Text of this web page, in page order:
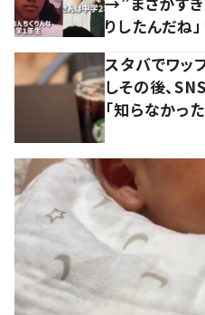
りしたんだね
スタバでワッ
しその後、
「知らなかっ